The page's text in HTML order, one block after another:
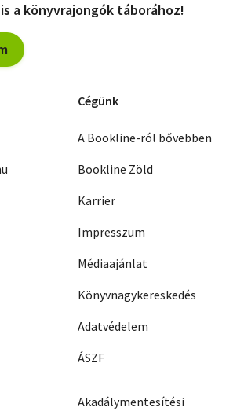
a könyvrajongók táborához!
Cégünk
A Bookline-ról bővebben
Bookline Zöld
Karrier
Impresszum
Médiaajánlat
Könyvnagykereskedés
Adatvédelem
ÁSZF
Akadálymentesítési